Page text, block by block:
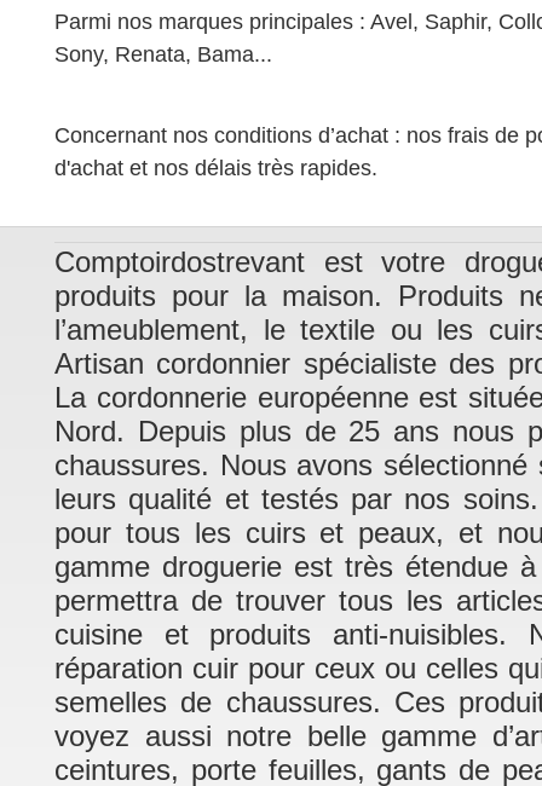
Parmi nos marques principales : Avel, Saphir,
Sony, Renata, Bama...
Concernant nos conditions d’achat : nos frais de
d'achat et nos délais très rapides.
Comptoirdostrevant est votre
produits pour la maison. Produits
l’ameublement, le textile ou les
Artisan cordonnier spécialiste des
La cordonnerie européenne est
Nord. Depuis plus de 25 ans nous
chaussures. Nous avons
leurs qualité et testés par nos
pour tous les cuirs et peaux, et
gamme droguerie est très étendue
permettra de trouver tous les
cuisine et produits anti-nuisibles.
réparation cuir pour ceux ou celles
semelles de chaussures. Ces
voyez aussi notre belle gamme
ceintures, porte feuilles, gants de